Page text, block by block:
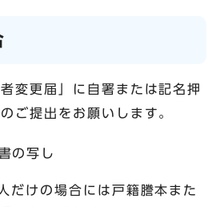
変更届」に自署または記名押
ご提出をお願いします。
の写し
だけの場合には戸籍謄本また